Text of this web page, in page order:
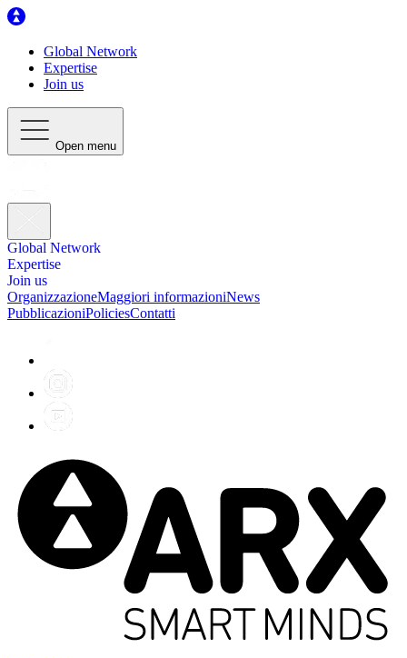
Global Network
Expertise
Join us
Open menu
Global Network
Expertise
Join us
OrganizzazioneMaggiori informazioniNews
PubblicazioniPoliciesContatti